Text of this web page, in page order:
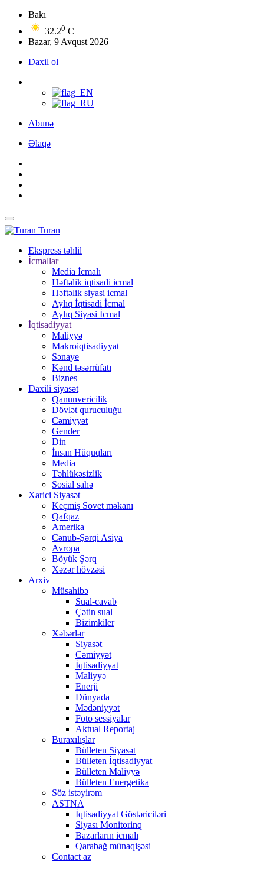
Bakı
32.20 C
Bazar, 9 Avqust 2026
Daxil ol
Abunə
Əlaqə
Turan
Ekspress təhlil
İcmallar
Media İcmalı
Həftəlik iqtisadi icmal
Həftəlik siyasi icmal
Aylıq İqtisadi İcmal
Aylıq Siyasi İcmal
İqtisadiyyat
Maliyyə
Makroiqtisadiyyat
Sənaye
Kənd təsərrüfatı
Biznes
Daxili siyasət
Qanunvericilik
Dövlət quruculuğu
Cəmiyyət
Gender
Din
İnsan Hüquqları
Media
Təhlükəsizlik
Sosial sahə
Xarici Siyasət
Keçmiş Sovet məkanı
Qafqaz
Amerika
Cənub-Şərqi Asiya
Avropa
Böyük Şərq
Xəzər hövzəsi
Arxiv
Müsahibə
Sual-cavab
Çətin sual
Bizimkiler
Xəbərlər
Siyasət
Cəmiyyət
İqtisadiyyat
Maliyyə
Enerji
Dünyada
Mədəniyyət
Foto sessiyalar
Aktual Reportaj
Buraxılışlar
Bülleten Siyasət
Bülleten İqtisadiyyat
Bülleten Maliyyə
Bülleten Energetika
Söz istəyirəm
ASTNA
İqtisadiyyat Göstəriciləri
Siyası Monitorinq
Bazarların icmalı
Qarabağ münaqişəsi
Contact az